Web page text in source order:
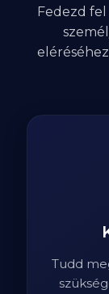
Fedezd
Tudd